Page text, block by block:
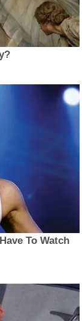
To Watch